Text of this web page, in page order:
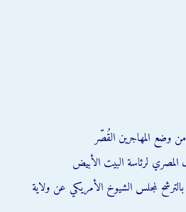
وضع المهاجرين القُصّر
لرئاسة البيت الأبيض
لمجلس الشيوخ الأمريكي عن ولاية